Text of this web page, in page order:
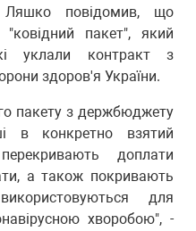
повідомив, що
пакет", який
уклали контракт з
здоров'я України.
пакету з держбюджету
в конкретно взятий
доплати
а також покривають
для
хворобою", -